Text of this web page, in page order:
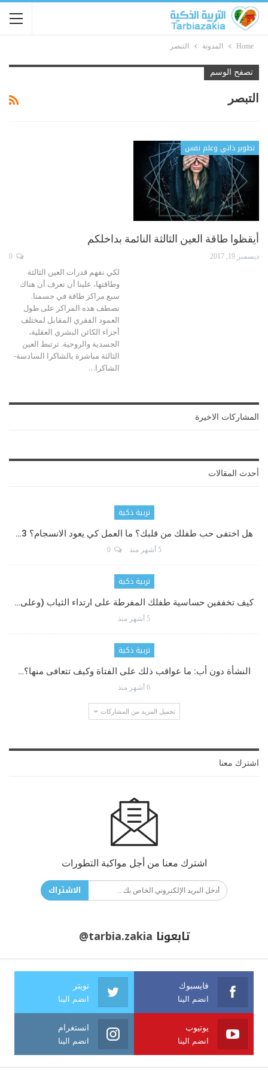
Home المدونة التبصر
تصفح الوسم
التبصر
تطوير ذاتي وعلم نفس
أيقظوا طاقة العين الثالثة النائمة بداخلكم
ديسمبر 19, 2017
لكي نفهم قدرات العين الثالثة
وطاقتها، علينا أن نعرف أن هناك
سبع مراكز طاقة في جسمنا.
تصطف هذه المراكز على طول
العمود الفقري المقابل لمختلف
أجزاء الكائن البشري العقلية،
الجسدية والروحية. ترتبط العين
الثالثة مباشرة بالشاكرا السادسة-
الشاكرا…
المشاركات الاخيرة
أحدث المقالات
تربية ذكية
هل اختفى حب طفلك من قلبك؟ ما العمل كي يعود الانسجام؟ 3…
5 أشهر منذ 0
تربية ذكية
كيف تخففين حساسية طفلك المفرطة على ارتداء الثياب (وعلى…
5 أشهر منذ
تربية ذكية
النشأة دون أب: ما عواقب ذلك على الفتاة وكيف تتعافى منها؟…
6 أشهر منذ
تحميل المزيد من المشاركات
اشترك معنا
اشترك معنا من أجل مواكبة التطورات
الاشتراك
تابعونا @tarbia.zakia
فايسبوك
انضم الينا
تويتر
انضم الينا
يوتيوب
انضم الينا
انستغرام
انضم الينا